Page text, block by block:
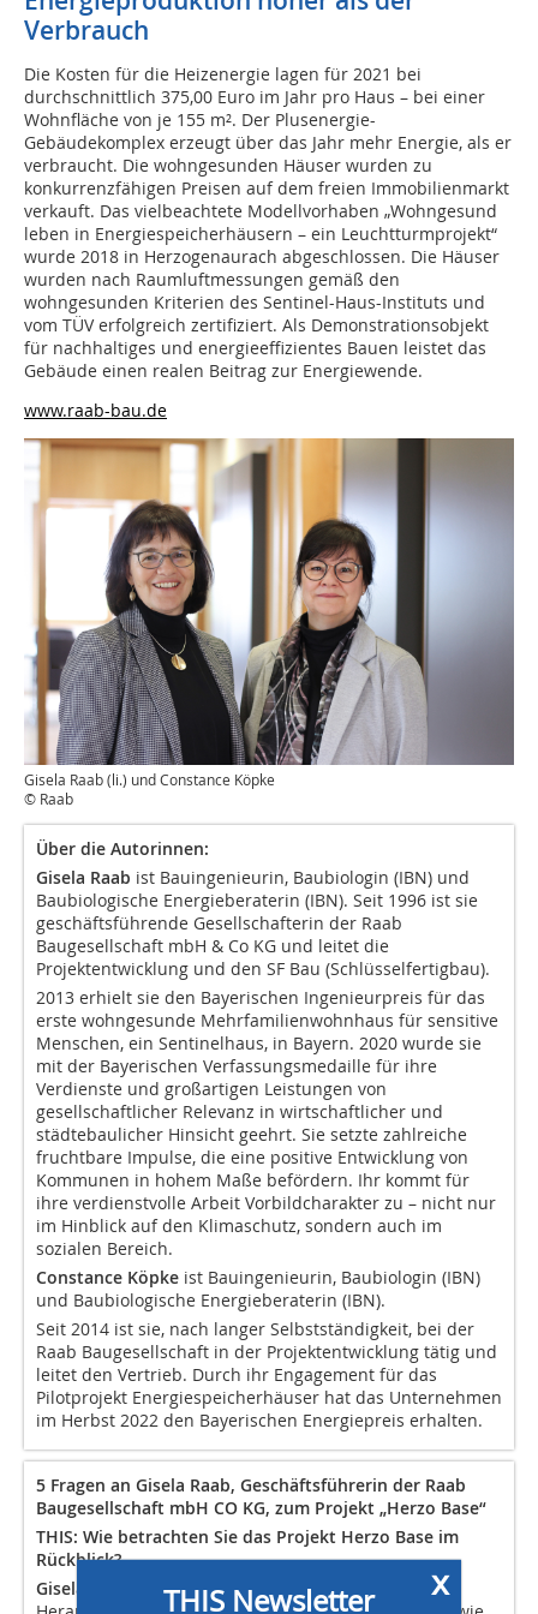
Verbrauch
Die Kosten für die Heizenergie lagen für 2021 bei
durchschnittlich 375,00 Euro im Jahr pro Haus – bei einer
Wohnfläche von je 155 m². Der Plusenergie-
Gebäudekomplex erzeugt über das Jahr mehr Energie, als er
verbraucht. Die wohngesunden Häuser wurden zu
konkurrenzfähigen Preisen auf dem freien Immobilienmarkt
verkauft. Das vielbeachtete Modellvorhaben „Wohngesund
leben in Energiespeicherhäusern – ein Leuchtturmprojekt“
wurde 2018 in Herzogenaurach abgeschlossen. Die Häuser
wurden nach Raumluftmessungen gemäß den
wohngesunden Kriterien des Sentinel-Haus-Instituts und
vom TÜV erfolgreich zertifiziert. Als Demonstrationsobjekt
für nachhaltiges und energieeffizientes Bauen leistet das
Gebäude einen realen Beitrag zur Energiewende.
www.raab-bau.de
Gisela Raab (li.) und Constance Köpke
© Raab
Über die Autorinnen:
Gisela Raab ist Bauingenieurin, Baubiologin (IBN) und
Baubiologische Energieberaterin (IBN). Seit 1996 ist sie
geschäftsführende Gesellschafterin der Raab
Baugesellschaft mbH & Co KG und leitet die
Projektentwicklung und den SF Bau (Schlüsselfertigbau).
2013 erhielt sie den Bayerischen Ingenieurpreis für das
erste wohngesunde Mehrfamilienwohnhaus für sensitive
Menschen, ein Sentinelhaus, in Bayern. 2020 wurde sie
mit der Bayerischen Verfassungsmedaille für ihre
Verdienste und großartigen Leistungen von
gesellschaftlicher Relevanz in wirtschaftlicher und
städtebaulicher Hinsicht geehrt. Sie setzte zahlreiche
fruchtbare Impulse, die eine positive Entwicklung von
Kommunen in hohem Maße befördern. Ihr kommt für
ihre verdienstvolle Arbeit Vorbildcharakter zu – nicht nur
im Hinblick auf den Klimaschutz, sondern auch im
sozialen Bereich.
Constance Köpke ist Bauingenieurin, Baubiologin (IBN)
und Baubiologische Energieberaterin (IBN).
Seit 2014 ist sie, nach langer Selbstständigkeit, bei der
Raab Baugesellschaft in der Projektentwicklung tätig und
leitet den Vertrieb. Durch ihr Engagement für das
Pilotprojekt Energiespeicherhäuser hat das Unternehmen
im Herbst 2022 den Bayerischen Energiepreis erhalten.
5 Fragen an Gisela Raab, Geschäftsführerin der Raab
Baugesellschaft mbH CO KG, zum Projekt „Herzo Base“
THIS: Wie betrachten Sie das Projekt Herzo Base im
Rückblick?
Gisela Raab:
Vor fünf Jahren war es eine große
x
THIS Newsletter